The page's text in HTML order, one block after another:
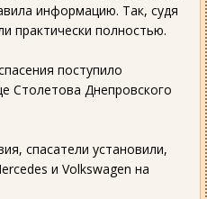
информацию. Так, судя
практически полностью.
поступило
Столетова Днепровского
спасатели установили,
и Volkswagen на